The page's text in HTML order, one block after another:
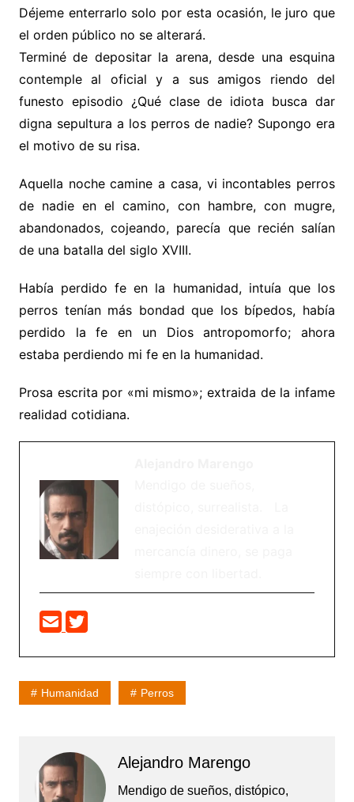
Déjeme enterrarlo solo por esta ocasión, le juro que
el orden público no se alterará.
Terminé de depositar la arena, desde una esquina
contemple al oficial y a sus amigos riendo del
funesto episodio ¿Qué clase de idiota busca dar
digna sepultura a los perros de nadie? Supongo era
el motivo de su risa.
Aquella noche camine a casa, vi incontables perros
de nadie en el camino, con hambre, con mugre,
abandonados, cojeando, parecía que recién salían
de una batalla del siglo XVIII.
Había perdido fe en la humanidad, intuía que los
perros tenían más bondad que los bípedos, había
perdido la fe en un Dios antropomorfo; ahora
estaba perdiendo mi fe en la humanidad.
Prosa escrita por «mi mismo»; extraida de la infame
realidad cotidiana.
Humanidad Perros
Alejandro Marengo
Mendigo de sueños, distópico,